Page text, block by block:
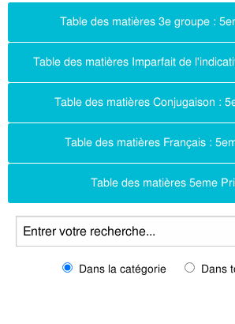
Table des matières 3e groupe :
Table des matières Imparfait de
Table des matières Conjugaison :
Table des matières Français :
Table des matières 5eme
Dans la catégorie Dans